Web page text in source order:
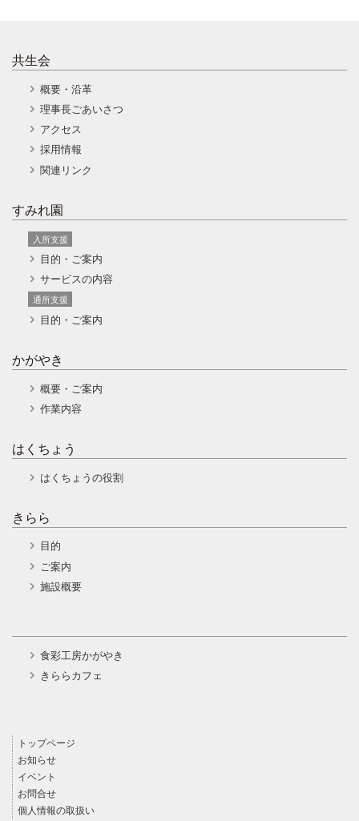
共生会
概要・沿革
理事長ごあいさつ
アクセス
採用情報
関連リンク
すみれ園
入所支援
目的・ご案内
サービスの内容
通所支援
目的・ご案内
かがやき
概要・ご案内
作業内容
はくちょう
はくちょうの役割
きらら
目的
ご案内
施設概要
食彩工房かがやき
きららカフェ
トップページ
お知らせ
イベント
お問合せ
個人情報の取扱い